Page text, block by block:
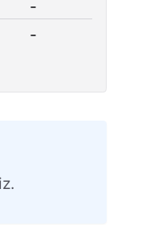
-
-